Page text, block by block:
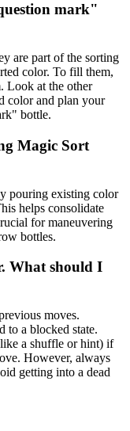
mark"
are part of the sorting
color. To fill them,
Look at the other
color and plan your
bottle.
Magic Sort
pouring existing color
helps consolidate
for maneuvering
bottles.
What should I
moves.
to a blocked state.
a shuffle or hint) if
However, always
getting into a dead